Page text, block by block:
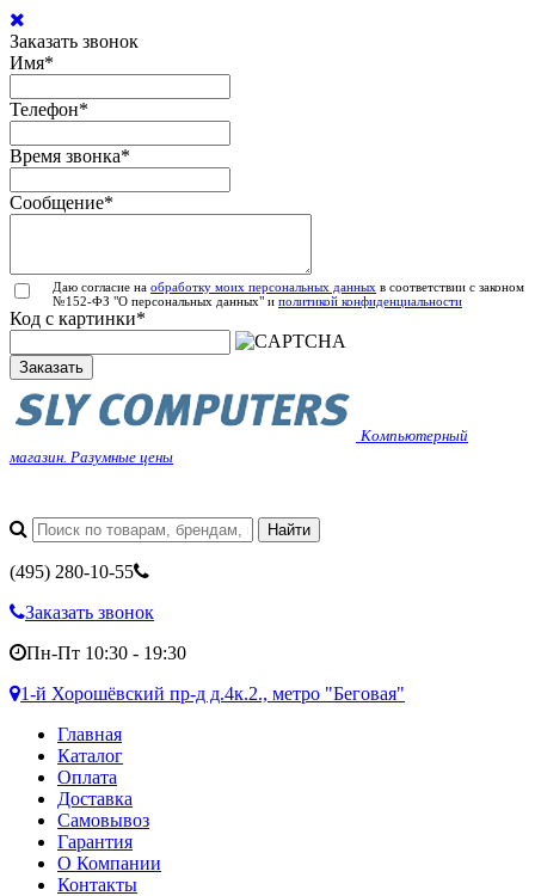
Заказать звонок
Имя*
Телефон*
Время звонка*
Сообщение*
Даю согласие на обработку моих персональных данных в соответствии с законом
№152-ФЗ "О персональных данных" и политикой конфиденциальности
Код с картинки*
Заказать
Компьютерный
магазин. Разумные цены
(495) 280-10-55
Заказать звонок
Пн-Пт 10:30 - 19:30
1-й Хорошёвский пр-д д.4к.2., метро "Беговая"
Главная
Каталог
Оплата
Доставка
Самовывоз
Гарантия
О Компании
Контакты